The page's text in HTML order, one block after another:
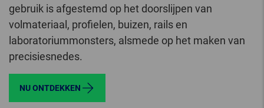
gebruik is afgestemd op het doorslijpen van
volmateriaal, profielen, buizen, rails en
laboratoriummonsters, alsmede op het maken van
precisiesnedes.
NU ONTDEKKEN